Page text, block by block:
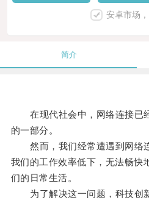
安卓市场
简介
在现代社会中，网络连接已
的一部分。
然而，我们经常遭遇到网络
我们的工作效率低下，无法畅快
们的日常生活。
为了解决这一问题，科技创